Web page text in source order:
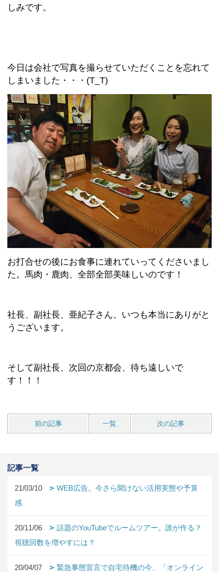
しみです。
今日は会社で写真を撮らせていただくことを忘れて
しまいました・・・(T_T)
お打合せの後にお食事に連れていってくださいまし
た。馬肉・鹿肉、全部全部美味しいのです！
社長、副社長、亜紀子さん、いつも本当にありがと
うございます。
そして副社長、次回の京都会、待ち遠しいで
す！！！
前の記事 一覧 次の記事
記事一覧
21/03/10
WEB広告。今さら聞けない活用実態や予算
感
20/11/06
話題のYouTubeでルームツアー。誰が作る？
視聴回数を増やすには？
20/04/07
緊急事態宣言で自宅待機の今、「オンライン